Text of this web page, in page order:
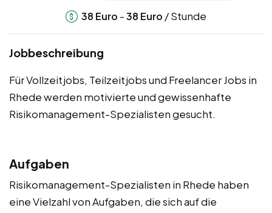
38 Euro -38 Euro / Stunde
Jobbeschreibung
Für Vollzeitjobs, Teilzeitjobs und Freelancer Jobs in
Rhede werden motivierte und gewissenhafte
Risikomanagement-Spezialisten gesucht.
Aufgaben
Risikomanagement-Spezialisten in Rhede haben
eine Vielzahl von Aufgaben, die sich auf die